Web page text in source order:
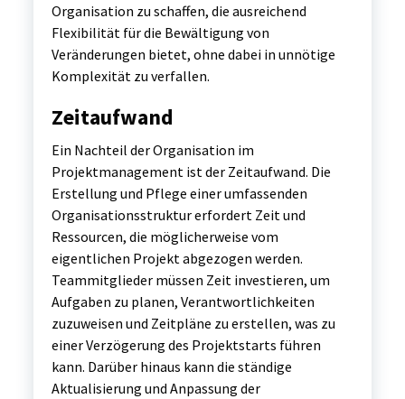
Organisation zu schaffen, die ausreichend
Flexibilität für die Bewältigung von
Veränderungen bietet, ohne dabei in unnötige
Komplexität zu verfallen.
Zeitaufwand
Ein Nachteil der Organisation im
Projektmanagement ist der Zeitaufwand. Die
Erstellung und Pflege einer umfassenden
Organisationsstruktur erfordert Zeit und
Ressourcen, die möglicherweise vom
eigentlichen Projekt abgezogen werden.
Teammitglieder müssen Zeit investieren, um
Aufgaben zu planen, Verantwortlichkeiten
zuzuweisen und Zeitpläne zu erstellen, was zu
einer Verzögerung des Projektstarts führen
kann. Darüber hinaus kann die ständige
Aktualisierung und Anpassung der